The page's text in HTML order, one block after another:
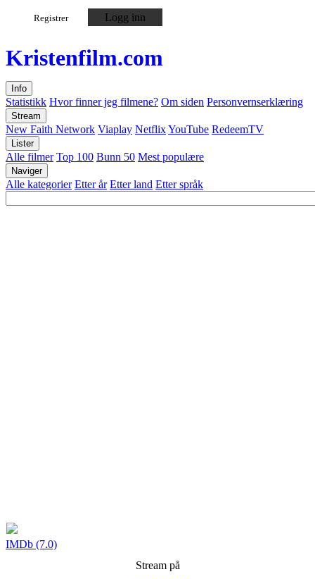
Registrer Logg inn
Kristenfilm.com
Info
Statistikk Hvor finner jeg filmene? Om siden Personvernserklæring
Stream
New Faith Network Viaplay NetflixYouTube RedeemTV
Lister
Alle filmer Top 100 Bunn 50 Mest populære
Naviger
Alle kategorier Etter år Etter land Etter språk
IMDb (7.0)
Stream på